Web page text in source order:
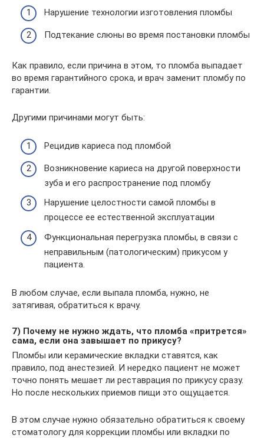
Нарушение технологии изготовления пломбы
Подтекание слюны во время постановки пломбы
Как правило, если причина в этом, то пломба выпадает
во время гарантийного срока, и врач заменит пломбу по
гарантии.
Другими причинами могут быть:
Рецидив кариеса под пломбой
Возникновение кариеса на другой поверхности
зуба и его распространение под пломбу
Нарушение целостности самой пломбы в
процессе ее естественной эксплуатации
Функциональная перегрузка пломбы, в связи с
неправильным (патологическим) прикусом у
пациента.
В любом случае, если выпала пломба, нужно, не
затягивая, обратиться к врачу.
7) Почему не нужно ждать, что пломба «притрется»
сама, если она завышает по прикусу?
Пломбы или керамические вкладки ставятся, как
правило, под анестезией. И нередко пациент не может
точно понять мешает ли реставрация по прикусу сразу.
Но после нескольких приемов пищи это ощущается.
В этом случае нужно обязательно обратиться к своему
стоматологу для коррекции пломбы или вкладки по